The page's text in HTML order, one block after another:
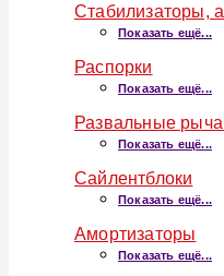
Стабилизаторы,
Показать ещё...
Распорки
Показать ещё...
Развальные
Показать ещё...
Сайлентблоки
Показать ещё...
Амортизаторы
Показать ещё...